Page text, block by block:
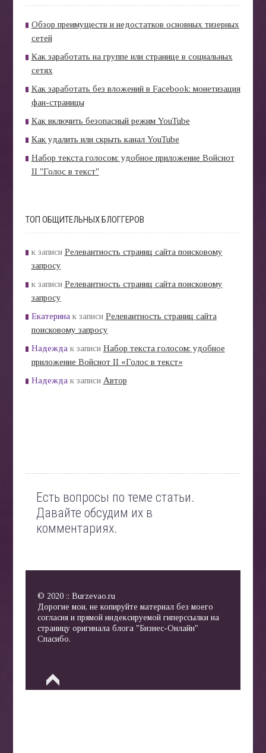
Обзор преимуществ и недостатков основных тизерных
сетей
Как заработать на группе или странице в социальных
сетях
Как заработать без вложений в Facebook: монетизация
фан-страницы
Как включить безопасный режим YouTube
Как удалить или скрыть канал YouTube
Набор текста голосом: удобное приложение Войснот
II "Голос в текст"
ТОП ОБЩИТЕЛЬНЫХ БЛОГГЕРОВ
к записи Релевантность страниц сайта поисковому
запросу
к записи Релевантность страниц сайта поисковому
запросу
Екатерина к записи Релевантность страниц сайта
поисковому запросу
Надежда к записи Набор текста голосом: удобное
приложение Войснот II «Голос в текст»
Надежда к записи Автор
Есть вопросы по теме статьи.
Давайте обсудим их в
комментариях.
© 2020 :: Burzevao.ru
Дорогие мои, не копируйте материал без моего
согласия и прямой индексируемой гиперссылки на
страницу оригинала блога "Бизнес-Онлайн"
Спасибо.